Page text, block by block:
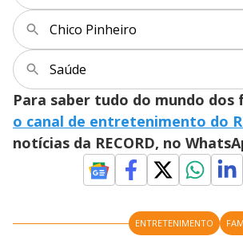
Chico Pinheiro
Saúde
Para saber tudo do mundo dos
o canal de entretenimento do
notícias da RECORD, no
ENTRETENIMENTO